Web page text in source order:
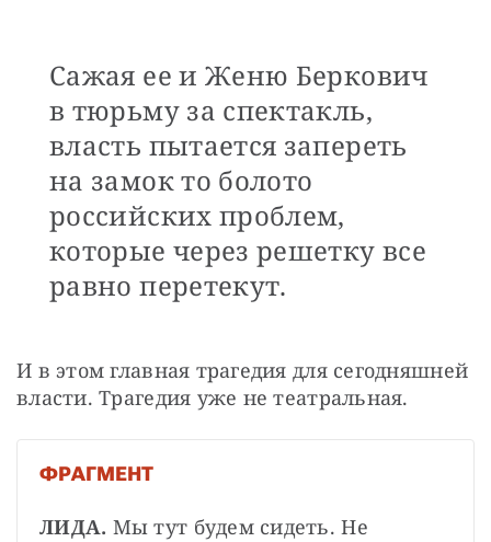
Сажая ее и Женю Беркович
в тюрьму за спектакль,
власть пытается запереть
на замок то болото
российских проблем,
которые через решетку все
равно перетекут.
И в этом главная трагедия для сегодняшней
власти. Трагедия уже не театральная.
ФРАГМЕНТ
ЛИДА. Мы тут будем сидеть. Не